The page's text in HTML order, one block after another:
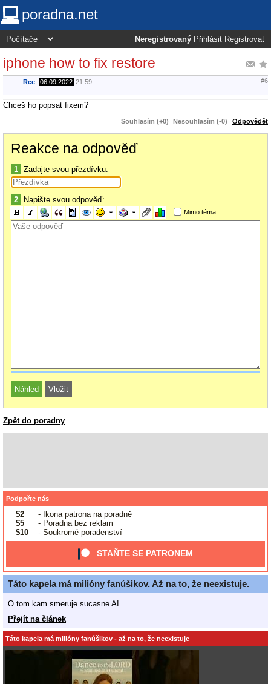
poradna.net
Neregistrovaný Přihlásit Registrovat
iphone how to fix restore
Rce 06.09.2022 21:59 #6
Chceš ho popsat fixem?
Souhlasím (+0) Nesouhlasím (-0) Odpovědět
Reakce na odpověď
1 Zadajte svou přezdívku:
2 Napište svou odpověď:
Mimo téma
Zpět do poradny
Podpořte nás
$2
- Ikona patrona na poradně
$5
- Poradna bez reklam
$10
- Soukromé poradenství
STAŇTE SE PATRONEM
Táto kapela má milióny fanúšikov. Až na to, že neexistuje.
O tom kam smeruje sucasne AI.
Přejít na článek
Táto kapela má milióny fanúšikov - až na to, že neexistuje